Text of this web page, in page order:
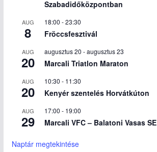
Szabadidőközpontban
AUG
8
18:00 -23:30
Fröccsfesztivál
AUG
20
augusztus 20 -augusztus 23
Marcali Triatlon Maraton
AUG
20
10:30 - 11:30
Kenyér szentelés Horvátkúton
AUG
29
17:00 - 19:00
Marcali VFC – Balatoni Vasas SE
Naptár megtekintése